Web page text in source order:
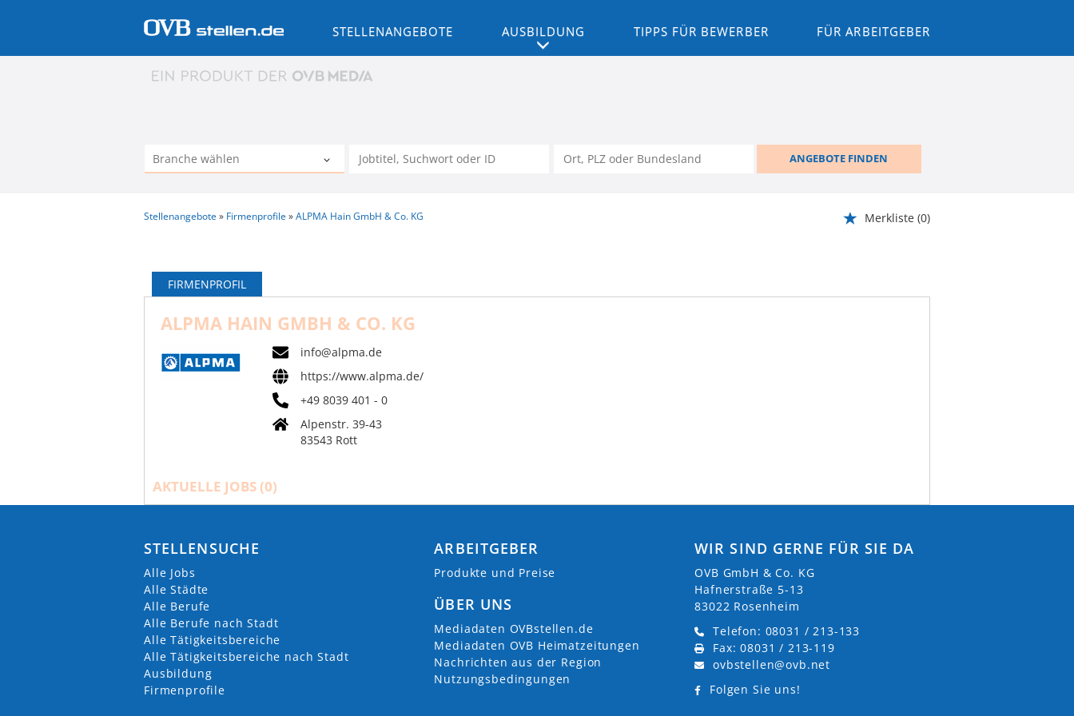
STELLENANGEBOTE AUSBILDUNG TIPPS FÜR BEWERBER FÜR ARBEITGEBER
ANGEBOTE FINDEN
Stellenangebote Firmenprofile ALPMA Hain GmbH & Co. KG Merkliste (0)
FIRMENPROFIL
ALPMA HAIN GMBH & CO. KG
info@alpma.de
https://www.alpma.de/
+49 8039 401 - 0
Alpenstr. 39-43
83543 Rott
AKTUELLE JOBS (0)
STELLENSUCHE
Alle Jobs
Alle Städte
Alle Berufe
Alle Berufe nach Stadt
Alle Tätigkeitsbereiche
Alle Tätigkeitsbereiche nach Stadt
Ausbildung
Firmenprofile
ARBEITGEBER
Produkte und Preise
ÜBER UNS
Mediadaten OVBstellen.de
Mediadaten OVB Heimatzeitungen
Nachrichten aus der Region
Nutzungsbedingungen
WIR SIND GERNE FÜR SIE DA
OVB GmbH & Co. KG
Hafnerstraße 5-13
83022 Rosenheim
Telefon: 08031 / 213-133
Fax: 08031 / 213-119
ovbstellen@ovb.net
Folgen Sie uns!